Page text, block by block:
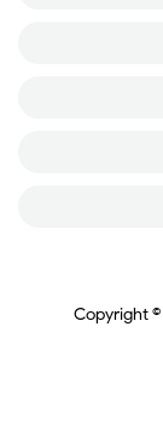
Copyright ©